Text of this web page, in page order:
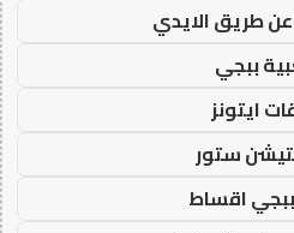
طريق الايدي
ببجي
ايتونز
ستور
اقساط